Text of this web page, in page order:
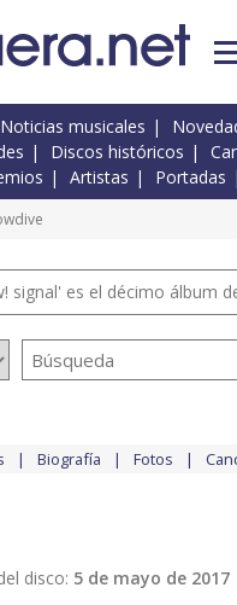
Noticias musicales
Discos históricos
Artistas Portadas
signal' es el décimo álbum
Biografía Fotos
disco: 5 de mayo de 2017